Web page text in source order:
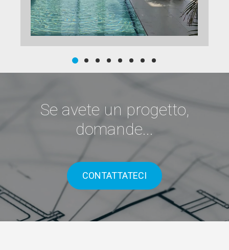
Se avete un progetto,
domande...
CONTATTATECI